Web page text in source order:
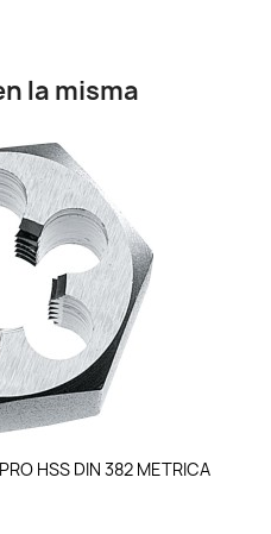
la misma
HSS DIN 382 METRICA